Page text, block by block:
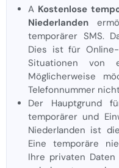
A Kostenlose
Niederlanden
temporärer SMS.
Dies ist für
Situationen von
Möglicherweise
Telefonnummer
Der Hauptgrund
temporärer und
Niederlanden ist
Eine temporäre
Ihre privaten